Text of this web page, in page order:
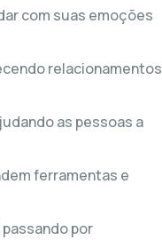
com suas emoções
relacionamentos
as pessoas a
ferramentas e
por